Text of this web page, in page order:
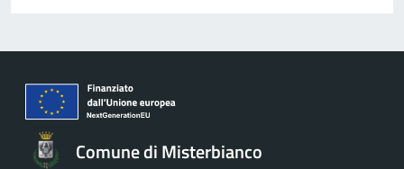
Comune di Misterbianco